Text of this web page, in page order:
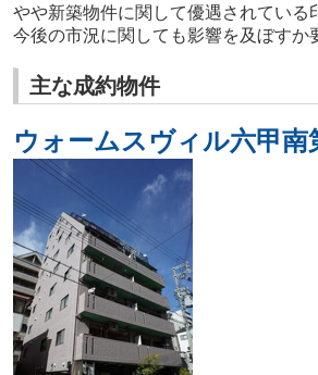
やや新築物件に関して優遇されている
今後の市況に関しても影響を及ぼすか
主な成約物件
ウォームスヴィル六甲南